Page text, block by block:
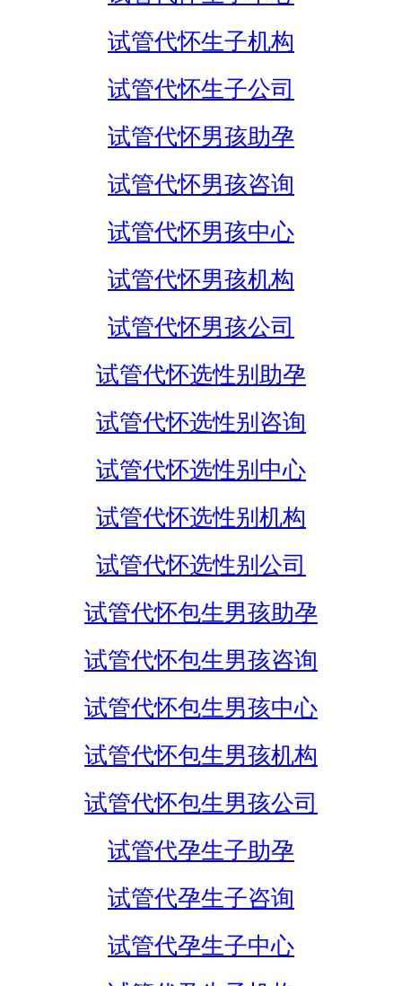
试管代怀生子机构
试管代怀生子公司
试管代怀男孩助孕
试管代怀男孩咨询
试管代怀男孩中心
试管代怀男孩机构
试管代怀男孩公司
试管代怀选性别助孕
试管代怀选性别咨询
试管代怀选性别中心
试管代怀选性别机构
试管代怀选性别公司
试管代怀包生男孩助孕
试管代怀包生男孩咨询
试管代怀包生男孩中心
试管代怀包生男孩机构
试管代怀包生男孩公司
试管代孕生子助孕
试管代孕生子咨询
试管代孕生子中心